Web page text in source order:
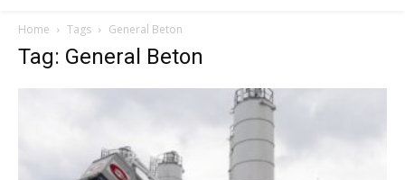
Home Tags General Beton
Tag: General Beton